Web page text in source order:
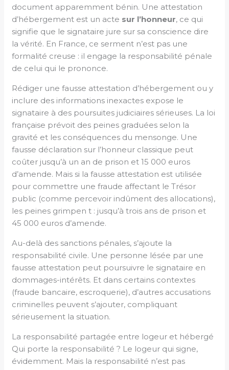
document apparemment bénin. Une attestation
d’hébergement est un acte sur l’honneur, ce qui
signifie que le signataire jure sur sa conscience dire
la vérité. En France, ce serment n’est pas une
formalité creuse : il engage la responsabilité pénale
de celui qui le prononce.
Rédiger une fausse attestation d’hébergement ou y
inclure des informations inexactes expose le
signataire à des poursuites judiciaires sérieuses. La loi
française prévoit des peines graduées selon la
gravité et les conséquences du mensonge. Une
fausse déclaration sur l’honneur classique peut
coûter jusqu’à un an de prison et 15 000 euros
d’amende. Mais si la fausse attestation est utilisée
pour commettre une fraude affectant le Trésor
public (comme percevoir indûment des allocations),
les peines grimpen t : jusqu’à trois ans de prison et
45 000 euros d’amende.
Au-delà des sanctions pénales, s’ajoute la
responsabilité civile. Une personne lésée par une
fausse attestation peut poursuivre le signataire en
dommages-intérêts. Et dans certains contextes
(fraude bancaire, escroquerie), d’autres accusations
criminelles peuvent s’ajouter, compliquant
sérieusement la situation.
La responsabilité partagée entre logeur et hébergé
Qui porte la responsabilité ? Le logeur qui signe,
évidemment. Mais la responsabilité n’est pas